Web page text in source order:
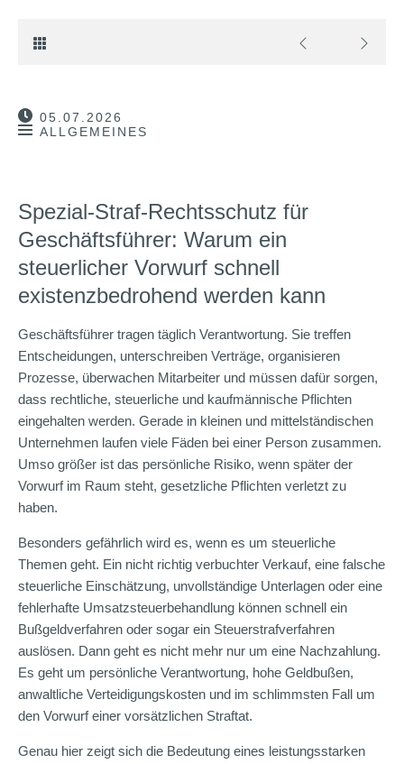
05.07.2026
ALLGEMEINES
Spezial-Straf-Rechtsschutz für
Geschäftsführer: Warum ein
steuerlicher Vorwurf schnell
existenzbedrohend werden kann
Geschäftsführer tragen täglich Verantwortung. Sie treffen
Entscheidungen, unterschreiben Verträge, organisieren
Prozesse, überwachen Mitarbeiter und müssen dafür sorgen,
dass rechtliche, steuerliche und kaufmännische Pflichten
eingehalten werden. Gerade in kleinen und mittelständischen
Unternehmen laufen viele Fäden bei einer Person zusammen.
Umso größer ist das persönliche Risiko, wenn später der
Vorwurf im Raum steht, gesetzliche Pflichten verletzt zu
haben.
Besonders gefährlich wird es, wenn es um steuerliche
Themen geht. Ein nicht richtig verbuchter Verkauf, eine falsche
steuerliche Einschätzung, unvollständige Unterlagen oder eine
fehlerhafte Umsatzsteuerbehandlung können schnell ein
Bußgeldverfahren oder sogar ein Steuerstrafverfahren
auslösen. Dann geht es nicht mehr nur um eine Nachzahlung.
Es geht um persönliche Verantwortung, hohe Geldbußen,
anwaltliche Verteidigungskosten und im schlimmsten Fall um
den Vorwurf einer vorsätzlichen Straftat.
Genau hier zeigt sich die Bedeutung eines leistungsstarken